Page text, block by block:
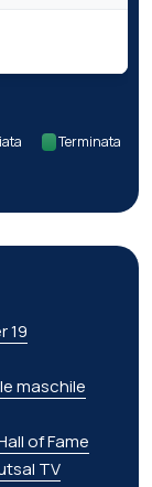
Terminata
19
maschile
of Fame
TV